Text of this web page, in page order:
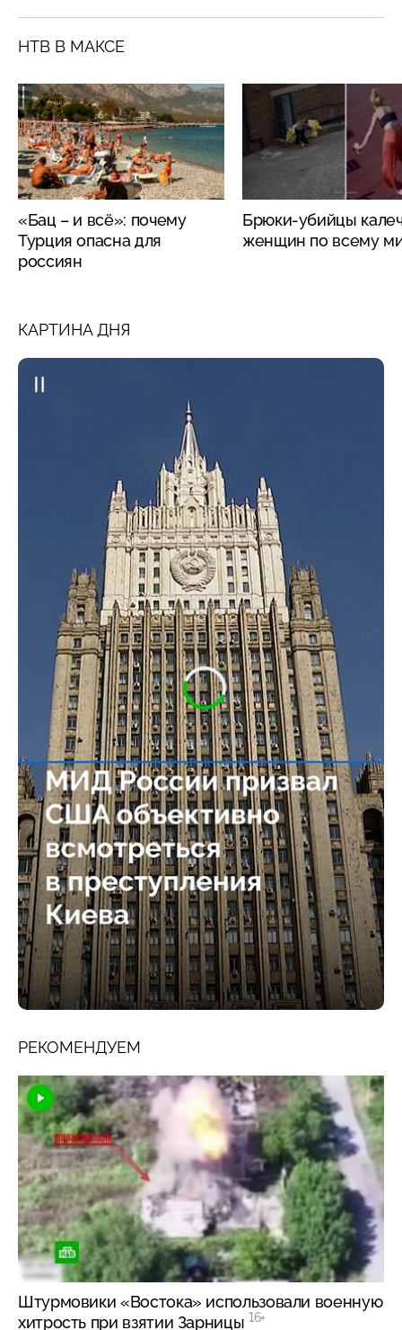
НТВ В МАКСЕ
«Бац – и всё»: почему
Турция опасна для
россиян
Брюки-убийцы
женщин по всему
КАРТИНА ДНЯ
РЕКОМЕНДУЕМ
Штурмовики «Востока» использовали военную
хитрость при взятии Зарницы 16+